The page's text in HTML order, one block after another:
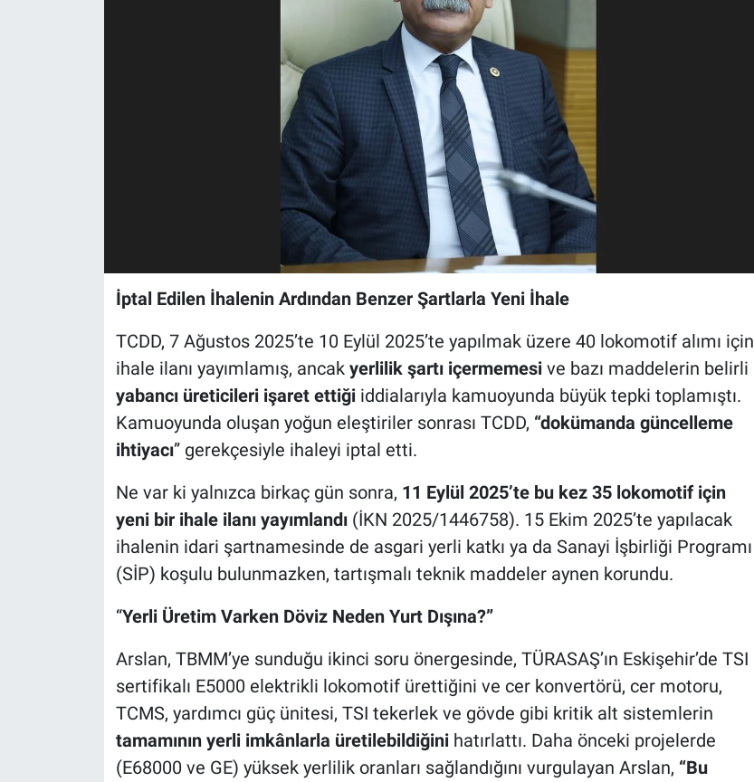
İptal Edilen İhalenin Ardından Benzer Şartlarla Yeni İhale
TCDD, 7 Ağustos 2025’te 10 Eylül 2025’te yapılmak üzere 40 lokomotif alımı için
ihale ilanı yayımlamış, ancak yerlilik şartı içermemesive bazı maddelerin belirli
yabancı üreticileri işaret ettiğiiddialarıyla kamuoyunda büyük tepki toplamıştı.
Kamuoyunda oluşan yoğun eleştiriler sonrası TCDD, “dokümanda güncelleme
ihtiyacı” gerekçesiyle ihaleyi iptal etti.
Ne var ki yalnızca birkaç gün sonra, 11 Eylül 2025’te bu kez 35 lokomotif için
yeni bir ihale ilanı yayımlandı(İKN 2025/1446758). 15 Ekim 2025’te yapılacak
ihalenin idari şartnamesinde de asgari yerli katkı ya da Sanayi İşbirliği Programı
(SİP) koşulu bulunmazken, tartışmalı teknik maddeler aynen korundu.
“Yerli Üretim Varken Döviz Neden Yurt Dışına?”
Arslan, TBMM’ye sunduğu ikinci soru önergesinde, TÜRASAŞ’ın Eskişehir’de TSI
sertifikalı E5000 elektrikli lokomotif ürettiğini ve cer konvertörü, cer motoru,
TCMS, yardımcı güç ünitesi, TSI tekerlek ve gövde gibi kritik alt sistemlerin
tamamının yerli imkânlarla üretilebildiğinihatırlattı. Daha önceki projelerde
(E68000 ve GE) yüksek yerlilik oranları sağlandığını vurgulayan Arslan, “Bu